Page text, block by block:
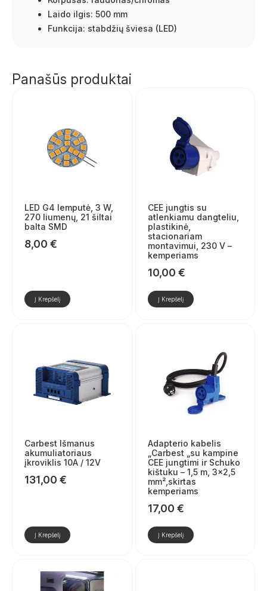
Laido ilgis: 500 mm
Funkcija: stabdžių šviesa (LED)
Panašūs produktai
LED G4 lemputė, 3 W,
270 liumenų, 21 šiltai
balta SMD
8,00 €
Į Krepšelį
CEE jungtis su
atlenkiamu dangteliu,
plastikinė,
stacionariam
montavimui, 230 V –
kemperiams
10,00 €
Į Krepšelį
Carbest Išmanus
akumuliatoriaus
įkroviklis 10A / 12V
131,00 €
Į Krepšelį
Adapterio kabelis
„Carbest „su kampine
CEE jungtimi ir Schuko
kištuku – 1,5 m, 3×2,5
mm²,skirtas
kemperiams
17,00 €
Į Krepšelį